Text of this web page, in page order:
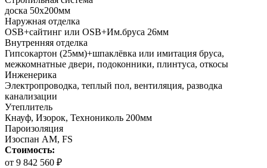
доска 50х200мм
Наружная отделка
OSB+сайтинг или OSB+Им.бруса 26мм
Внутренняя отделка
Гипсокартон (25мм)+шпаклёвка или имитация бруса,
межкомнатные двери, подоконники, плинтуса, откосы
Инженерика
Электропроводка, теплый пол, вентиляция, разводка
канализации
Утеплитель
Кнауф, Изорок, Технониколь 200мм
Пароизоляция
Изоспан AM, FS
Стоимость:
от 9 842 560 ₽